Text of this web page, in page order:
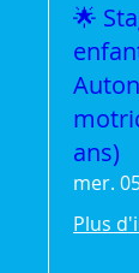
🌟
ans)
mer.
Plus